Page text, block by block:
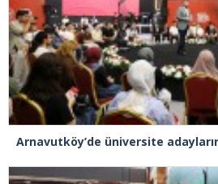
Arnavutköy’de üniversite